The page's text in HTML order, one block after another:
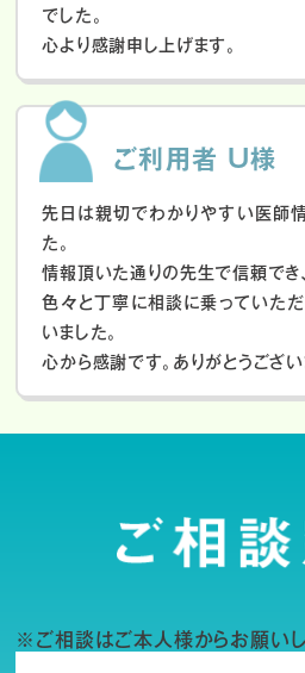
でした。
心より感謝申し上げます。
ご利用者 U様
先日は親切でわかりやすい医師
た。
情報頂いた通りの先生で信頼でき
色々と丁寧に相談に乗っていた
いました。
心から感謝です。ありがとうござ
※ご相談はご本人様からお願い